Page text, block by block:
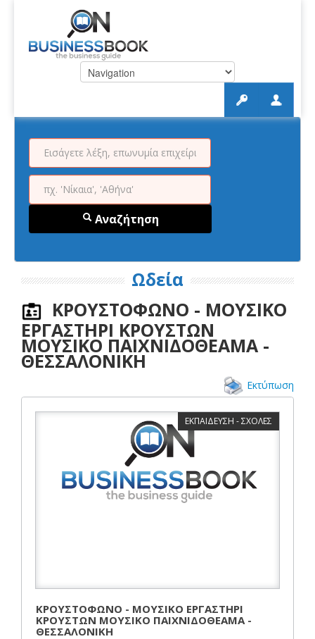
Αναζήτηση
Ωδεία
ΚΡΟΥΣΤΟΦΩΝΟ - ΜΟΥΣΙΚΟ
ΕΡΓΑΣΤΗΡΙ ΚΡΟΥΣΤΩΝ
ΜΟΥΣΙΚΟ ΠΑΙΧΝΙΔΟΘΕΑΜΑ -
ΘΕΣΣΑΛΟΝΙΚΗ
Εκτύπωση
ΕΚΠΑΙΔΕΥΣΗ - ΣΧΟΛΕΣ
ΚΡΟΥΣΤΟΦΩΝΟ - ΜΟΥΣΙΚΟ ΕΡΓΑΣΤΗΡΙ
ΚΡΟΥΣΤΩΝ ΜΟΥΣΙΚΟ ΠΑΙΧΝΙΔΟΘΕΑΜΑ -
ΘΕΣΣΑΛΟΝΙΚΗ